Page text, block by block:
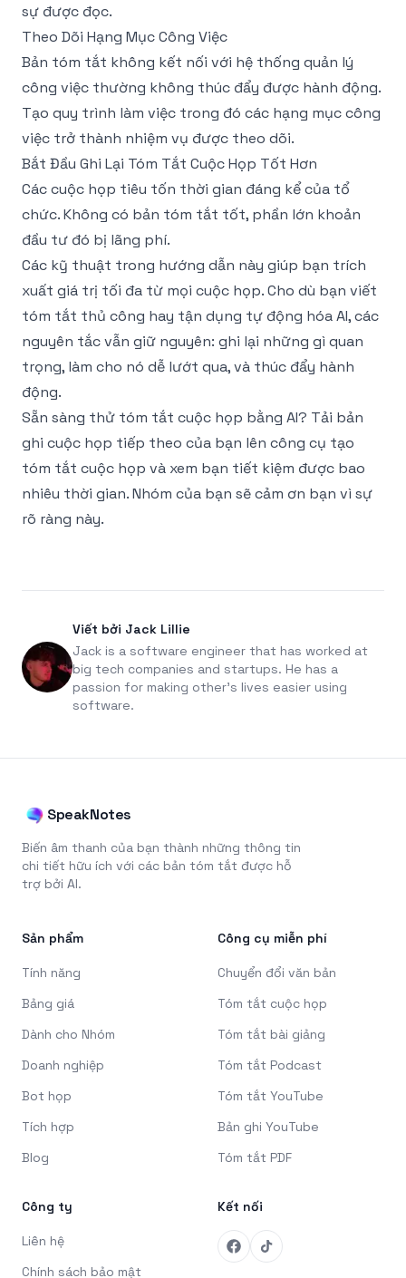
sự được đọc.
Theo Dõi Hạng Mục Công Việc
Bản tóm tắt không kết nối với hệ thống quản lý
công việc thường không thúc đẩy được hành động.
Tạo quy trình làm việc trong đó các hạng mục công
việc trở thành nhiệm vụ được theo dõi.
Bắt Đầu Ghi Lại Tóm Tắt Cuộc Họp Tốt Hơn
Các cuộc họp tiêu tốn thời gian đáng kể của tổ
chức. Không có bản tóm tắt tốt, phần lớn khoản
đầu tư đó bị lãng phí.
Các kỹ thuật trong hướng dẫn này giúp bạn trích
xuất giá trị tối đa từ mọi cuộc họp. Cho dù bạn viết
tóm tắt thủ công hay tận dụng tự động hóa AI, các
nguyên tắc vẫn giữ nguyên: ghi lại những gì quan
trọng, làm cho nó dễ lướt qua, và thúc đẩy hành
động.
Sẵn sàng thử tóm tắt cuộc họp bằng AI? Tải bản
ghi cuộc họp tiếp theo của bạn lên công cụ tạo
tóm tắt cuộc họp và xem bạn tiết kiệm được bao
nhiêu thời gian. Nhóm của bạn sẽ cảm ơn bạn vì sự
rõ ràng này.
Viết bởi Jack Lillie
Jack is a software engineer that has worked at
big tech companies and startups. He has a
passion for making other's lives easier using
software.
SpeakNotes
Biến âm thanh của bạn thành những thông tin
chi tiết hữu ích với các bản tóm tắt được hỗ
trợ bởi AI.
Sản phẩm
Tính năng
Bảng giá
Dành cho Nhóm
Doanh nghiệp
Bot họp
Tích hợp
Blog
Công cụ miễn phí
Chuyển đổi văn bản
Tóm tắt cuộc họp
Tóm tắt bài giảng
Tóm tắt Podcast
Tóm tắt YouTube
Bản ghi YouTube
Tóm tắt PDF
Công ty
Liên hệ
Chính sách bảo mật
Kết nối